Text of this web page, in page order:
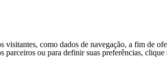
visitantes, como dados de navegação, a fim de
parceiros ou para definir suas preferências,